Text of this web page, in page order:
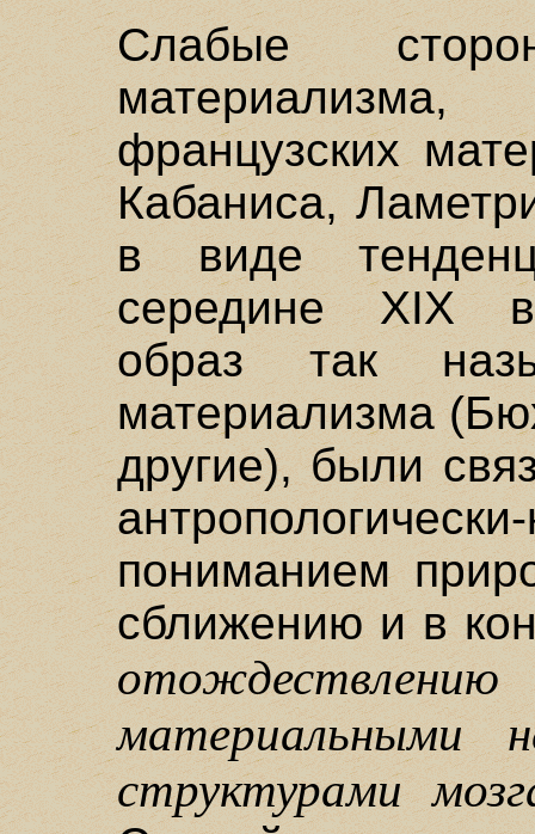
Слабые
французских
Кабаниса,
в виде
середине XIX
образ так
материализма
другие), были
пониманием
сближению и в
материальными
структурами